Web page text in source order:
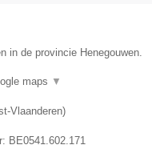
in de provincie Henegouwen.
maps ▼
Vlaanderen)
BE0541.602.171